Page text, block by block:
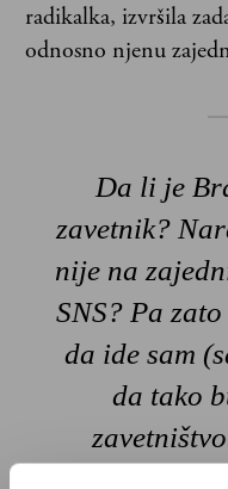
radikalka, izvršila
odnosno njenu
Da li je
zavetnik?
nije na
SNS? Pa
da ide sam
da tako
javnog